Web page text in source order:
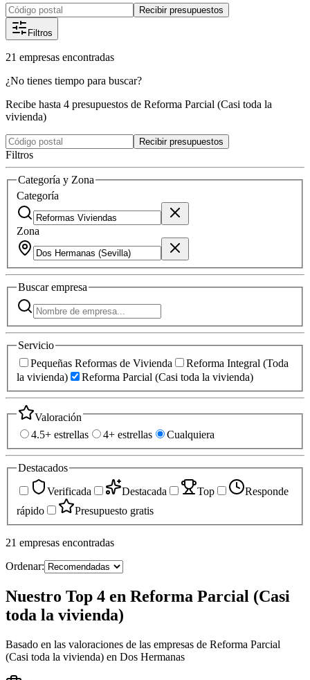
Recibir presupuestos
Filtros
21 empresas encontradas
¿No tienes tiempo para buscar?
Recibe hasta 4 presupuestos de Reforma Parcial (Casi toda la
vivienda)
Recibir presupuestos
Filtros
Categoría y Zona
Categoría
Zona
Buscarempresa
Servicio
Pequeñas Reformas de Vivienda
Reforma Integral (Toda
la vivienda)
Reforma Parcial (Casi toda la vivienda)
Valoración
4.5+ estrellas
4+ estrellas Cualquiera
Destacados
Verificada
Destacada Top
Responde
rápido
Presupuesto gratis
21 empresas encontradas
Ordenar:
Nuestro Top 4 en Reforma Parcial (Casi
toda la vivienda)
Basado en las valoraciones de las empresas de Reforma Parcial
(Casi toda la vivienda) en Dos Hermanas